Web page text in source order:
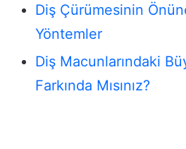
Diş Çürümesinin
Yöntemler
Diş Macunlarındaki
Farkında Mısınız?